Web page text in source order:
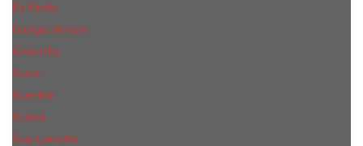
Ex Nihilo
Giorgio Armani
Givenchy
Gucci
Guerlain
Guess
Guy Laroche